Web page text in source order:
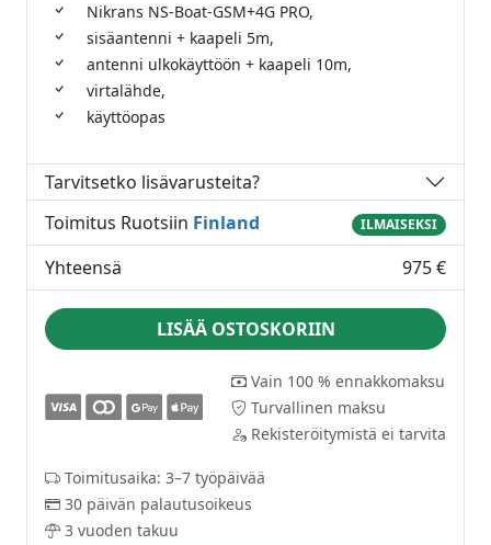
Nikrans NS-Boat-GSM+4G PRO,
sisäantenni + kaapeli 5m,
antenni ulkokäyttöön + kaapeli 10m,
virtalähde,
käyttöopas
Tarvitsetko lisävarusteita?
Toimitus Ruotsiin Finland ILMAISEKSI
Yhteensä 975 €
LISÄÄ OSTOSKORIIN
Vain 100 % ennakkomaksu
Turvallinen maksu
Rekisteröitymistä ei tarvita
Toimitusaika: 3–7 työpäivää
30 päivän palautusoikeus
3 vuoden takuu